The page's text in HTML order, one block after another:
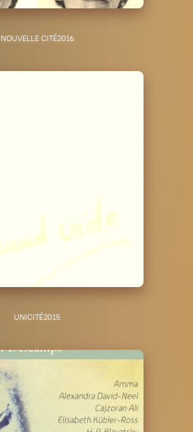
NOUVELLE CITÉ2016
UNICITÉ2015